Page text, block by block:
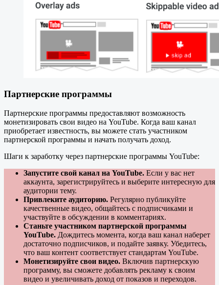
Партнерские программы
Партнерские программы предоставляют возможность
монетизировать свои видео на YouTube. Когда ваш канал
приобретает известность, вы можете стать участником
партнерской программы и начать получать доход.
Шаги к заработку через партнерские программы YouTube:
Запустите свой канал на YouTube. Если у вас нет
аккаунта, зарегистрируйтесь и выберите интересную для
аудитории тему.
Привлеките аудиторию. Регулярно публикуйте
качественные видео, общайтесь с подписчиками и
участвуйте в обсуждении в комментариях.
Станьте участником партнерской программы
YouTube. Дождитесь момента, когда ваш канал наберет
достаточно подписчиков, и подайте заявку. Убедитесь,
что ваш контент соответствует стандартам YouTube.
Монетизируйте свои видео. Включив партнерскую
программу, вы сможете добавлять рекламу к своим
видео и увеличивать доход от показов и переходов.